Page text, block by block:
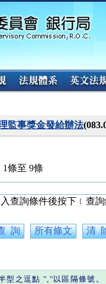
監事獎金發給辦法
1條至 9條
查詢條件後按下﹝查
型之 逗點 ","以區隔條號。